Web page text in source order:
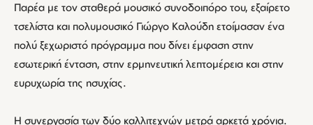
Παρέα με τον σταθερά μουσικό συνοδοιπόρο του, εξαίρετο
τσελίστα και πολυμουσικό Γιώργο Καλούδη ετοίμασαν ένα
πολύ ξεχωριστό πρόγραμμα που δίνει έμφαση στην
εσωτερική ένταση, στην ερμηνευτική λεπτομέρεια και στην
ευρυχωρία της ησυχίας.
Η συνεργασία των δύο καλλιτεχνών μετρά αρκετά χρόνια.